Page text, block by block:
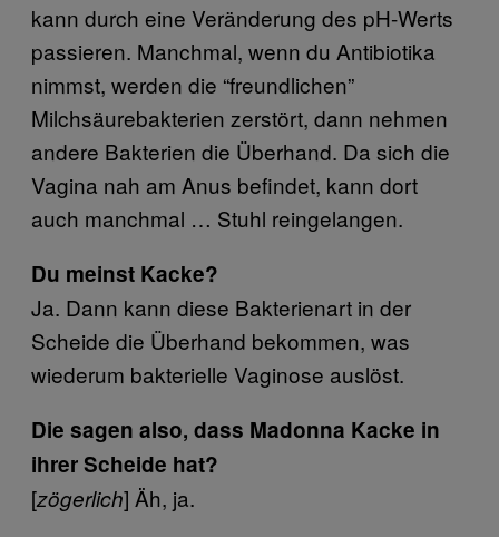
kann durch eine Veränderung des pH-Werts
passieren. Manchmal, wenn du Antibiotika
nimmst, werden die “freundlichen”
Milchsäurebakterien zerstört, dann nehmen
andere Bakterien die Überhand. Da sich die
Vagina nah am Anus befindet, kann dort
auch manchmal … Stuhl reingelangen.
Du meinst Kacke?
Ja. Dann kann diese Bakterienart in der
Scheide die Überhand bekommen, was
wiederum bakterielle Vaginose auslöst.
Die sagen also, dass Madonna Kacke in
ihrer Scheide hat?
[zögerlich] Äh, ja.